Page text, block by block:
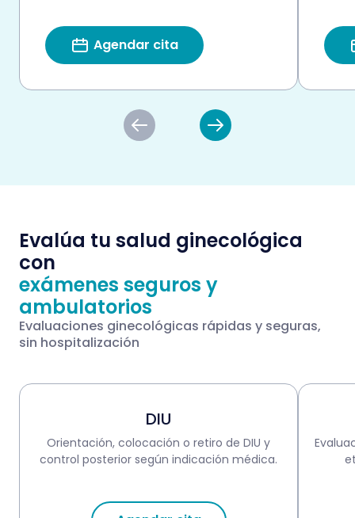
Agendar cita
Evalúa tu salud ginecológica
con
exámenes seguros y
ambulatorios
Evaluaciones ginecológicas rápidas y seguras,
sin hospitalización
DIU
Orientación, colocación o retiro de DIU y
control posterior según indicación médica.